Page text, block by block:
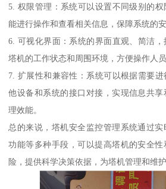
5. 权限管理：系统可以设置不同级别的
能进行操作和查看相关信息，保障系统的
6. 可视化界面：系统的界面直观、简洁
塔机的工作状态和周围环境，方便操作人
7. 扩展性和兼容性：系统可以根据需要
他设备和系统的接口对接，实现信息共
理效能。
总的来说，塔机安全监控管理系统通过
功能等多种手段，可以提高塔机的安全
险，提供科学决策依据，为塔机管理和维